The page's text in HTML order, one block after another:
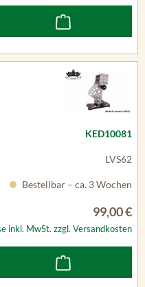
KED10081
LVS62
Bestellbar – ca. 3 Wochen
99,00 €
inkl. MwSt. zzgl. Versandkosten